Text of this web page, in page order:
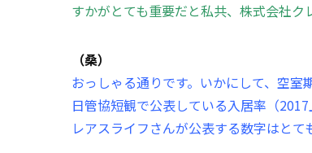
すかがとても重要だと私共、株式会社ク
（桑）
おっしゃる通りです。いかにして、空室
日管協短観で公表している入居率（
レアスライフさんが公表する数字はとて